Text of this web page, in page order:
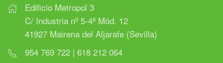
Edificio Metropol 3
C/ Industria nº 5-4ª Mód. 12
41927 Mairena del Aljarafe (Sevilla)
954 769 722 | 618 212 064